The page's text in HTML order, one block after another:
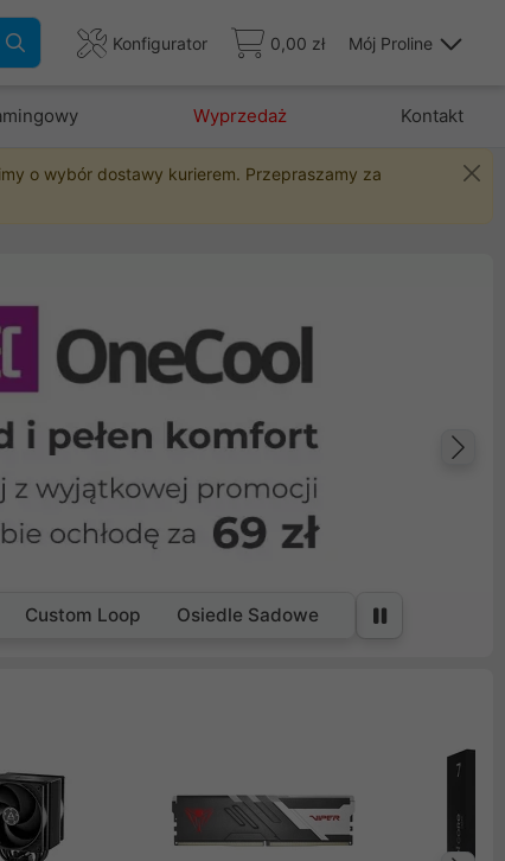
Konfigurator 0,00 zł Mój Proline
Wyprzedaż Kontakt
o wybór dostawy kurierem. Przepraszamy za
Custom Loop Osiedle Sadowe